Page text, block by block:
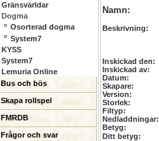
Gränsvärldar
Dogma
Osorterad dogma
System7
KYSS
System7
Lemuria Online
Bus och bös
Skapa rollspel
FMRDB
Frågor och svar
Namn:
Beskrivning:
Inskickad den:
Inskickad av:
Datum:
Skapare:
Version:
Storlek:
Filtyp:
Nedladdningar:
Betyg:
Ditt betyg: